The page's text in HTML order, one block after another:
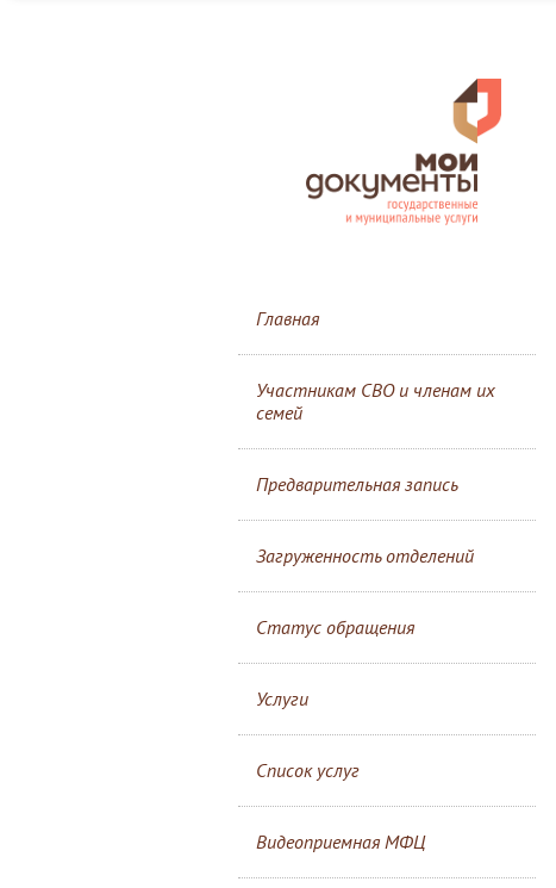
Главная
Участникам СВО и членам их
семей
Предварительная запись
Загруженность отделений
Статус обращения
Услуги
Список услуг
Видеоприемная МФЦ